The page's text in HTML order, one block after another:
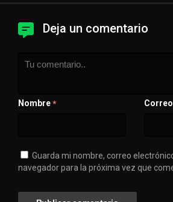
Deja un comentario
Nombre *
Guarda mi nombre, correo
navegador para la próxima vez que